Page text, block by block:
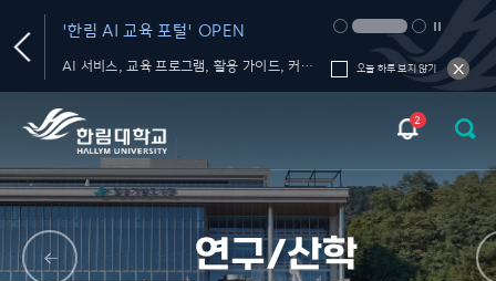
'한림 AI 교육 포털' OPEN
AI 서비스, 교육 프로그램, 활용 가이드, 커뮤니티를 한 곳에서!
생성형 AI 올인원
서비스' OPEN
오늘 하루 보지 않기
2
연구/산학